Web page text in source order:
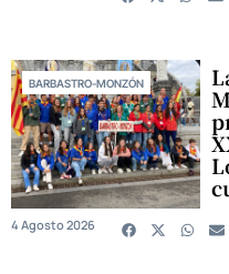
BARBASTRO-MONZÓN
4 Agosto 2026